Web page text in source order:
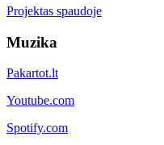
Projektas spaudoje
Muzika
Pakartot.lt
Youtube.com
Spotify.com